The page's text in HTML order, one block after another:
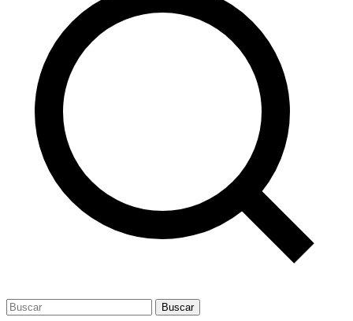
Buscar